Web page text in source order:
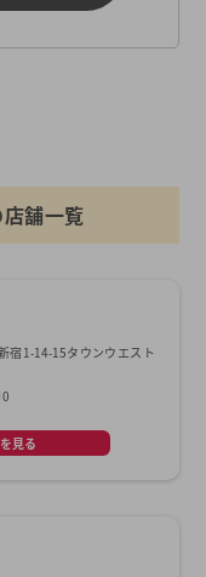
舗一覧
宿1-14-15タウンウエスト
見る